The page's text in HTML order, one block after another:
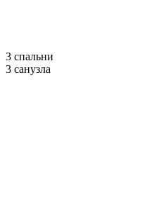
3 спальни
3 санузла